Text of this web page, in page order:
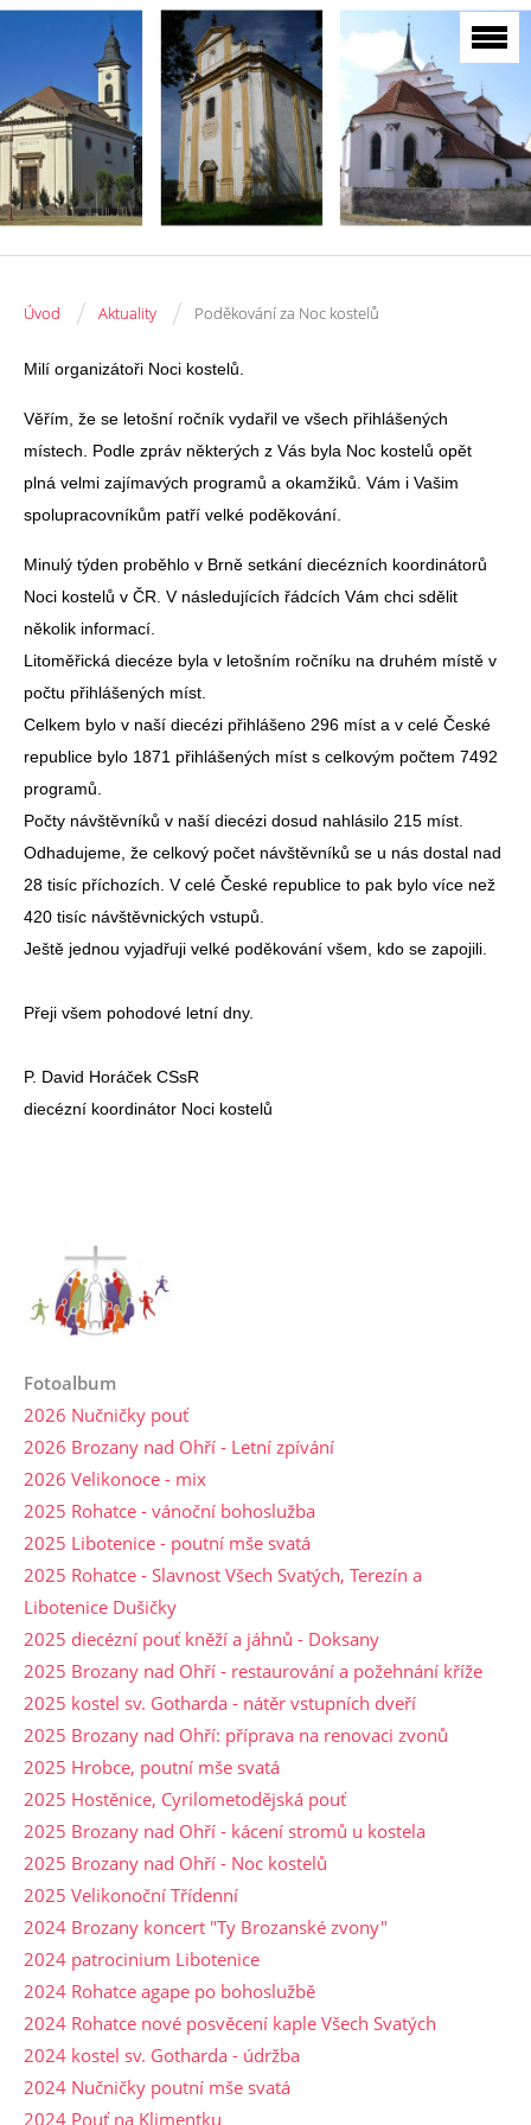
Úvod / Aktuality / Poděkování za Noc kostelů
Milí organizátoři Noci kostelů.
Věřím, že se letošní ročník vydařil ve všech přihlášených
místech. Podle zpráv některých z Vás byla Noc kostelů opět
plná velmi zajímavých programů a okamžiků. Vám i Vašim
spolupracovníkům patří velké poděkování.
Minulý týden proběhlo v Brně setkání diecézních koordinátorů
Noci kostelů v ČR. V následujících řádcích Vám chci sdělit
několik informací.
Litoměřická diecéze byla v letošním ročníku na druhém místě v
počtu přihlášených míst.
Celkem bylo v naší diecézi přihlášeno 296 míst a v celé České
republice bylo 1871 přihlášených míst s celkovým počtem 7492
programů.
Počty návštěvníků v naší diecézi dosud nahlásilo 215 míst.
Odhadujeme, že celkový počet návštěvníků se u nás dostal nad
28 tisíc příchozích. V celé České republice to pak bylo více než
420 tisíc návštěvnických vstupů.
Ještě jednou vyjadřuji velké poděkování všem, kdo se zapojili.
Přeji všem pohodové letní dny.
P. David Horáček CSsR
diecézní koordinátor Noci kostelů
Fotoalbum
2026 Nučničky pouť
2026 Brozany nad Ohří - Letní zpívání
2026 Velikonoce - mix
2025 Rohatce - vánoční bohoslužba
2025 Libotenice - poutní mše svatá
2025 Rohatce - Slavnost Všech Svatých, Terezín a
Libotenice Dušičky
2025 diecézní pouť kněží a jáhnů - Doksany
2025 Brozany nad Ohří - restaurování a požehnání kříže
2025 kostel sv. Gotharda - nátěr vstupních dveří
2025 Brozany nad Ohří: příprava na renovaci zvonů
2025 Hrobce, poutní mše svatá
2025 Hostěnice, Cyrilometodějská pouť
2025 Brozany nad Ohří - kácení stromů u kostela
2025 Brozany nad Ohří - Noc kostelů
2025 Velikonoční Třídenní
2024 Brozany koncert "Ty Brozanské zvony"
2024 patrocinium Libotenice
2024 Rohatce agape po bohoslužbě
2024 Rohatce nové posvěcení kaple Všech Svatých
2024 kostel sv. Gotharda - údržba
2024 Nučničky poutní mše svatá
2024 Pouť na Klimentku